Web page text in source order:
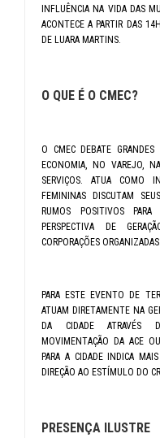
INFLUÊNCIA NA VIDA DAS
ACONTECE A PARTIR DAS
DE LUARA MARTINS.
O QUE É O CMEC?
O CMEC DEBATE
ECONOMIA, NO VAREJO,
SERVIÇOS. ATUA COMO
FEMININAS DISCUTAM
RUMOS POSITIVOS PARA
PERSPECTIVA DE
CORPORAÇÕES ORGANIZADAS.
PARA ESTE EVENTO DE
ATUAM DIRETAMENTE NA
DA CIDADE ATRAVÉS
MOVIMENTAÇÃO DA ACE
PARA A CIDADE INDICA
DIREÇÃO AO ESTÍMULO DO
PRESENÇA ILUSTRE